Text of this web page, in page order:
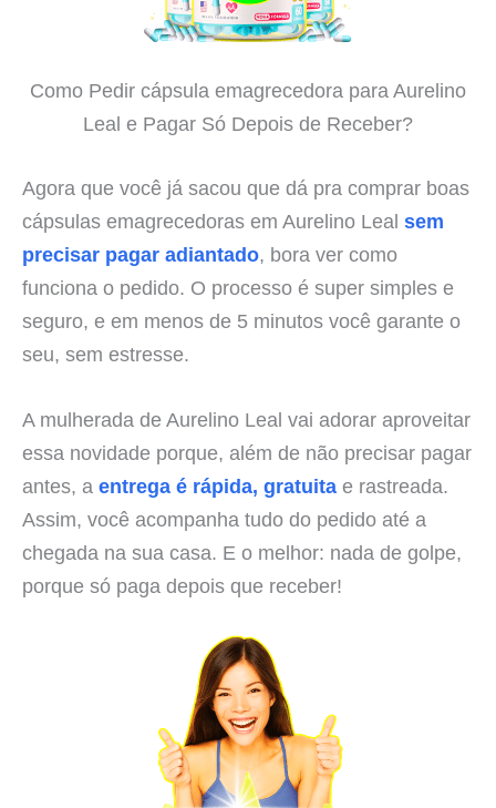
Como Pedir cápsula emagrecedora para Aurelino
Leal e Pagar Só Depois de Receber?
Agora que você já sacou que dá pra comprar boas
cápsulas emagrecedoras em Aurelino Leal sem
precisar pagar adiantado, bora ver como
funciona o pedido. O processo é super simples e
seguro, e em menos de 5 minutos você garante o
seu, sem estresse.
A mulherada de Aurelino Leal vai adorar aproveitar
essa novidade porque, além de não precisar pagar
antes, a entrega é rápida, gratuita e rastreada.
Assim, você acompanha tudo do pedido até a
chegada na sua casa. E o melhor: nada de golpe,
porque só paga depois que receber!